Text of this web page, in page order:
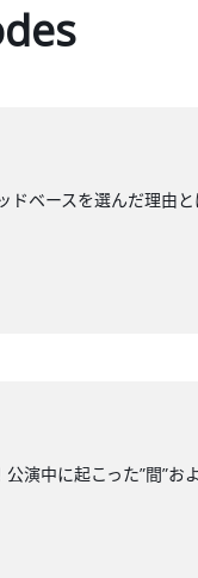
ベースを選んだ理由
演中に起こった”間”